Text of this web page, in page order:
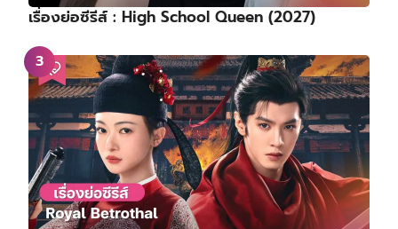
เรื่องย่อซีรีส์ : High School Queen (2027)